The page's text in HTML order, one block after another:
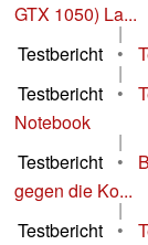
GTX 1050) La...
|
Testbericht
•
|
Testbericht
•
Notebook
|
Testbericht
•
gegen die Ko...
|
Testbericht
•